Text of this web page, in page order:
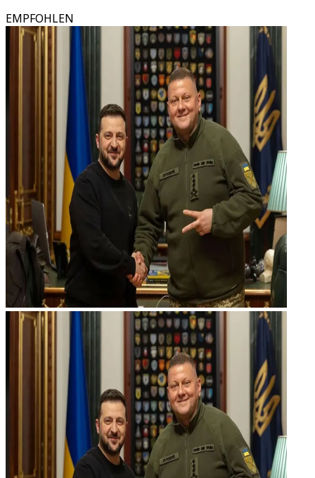
EMPFOHLEN